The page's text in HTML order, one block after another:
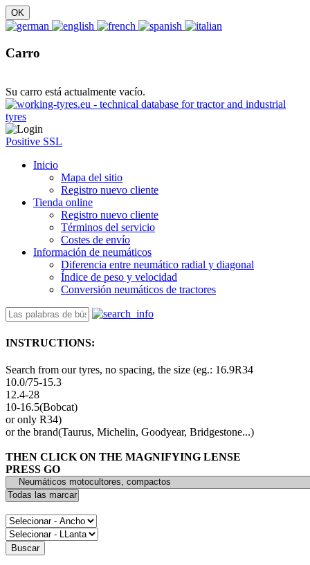
Carro
Su carro está actualmente vacío.
Positive SSL
Inicio
Mapa del sitio
Registro nuevo cliente
Tienda online
Registro nuevo cliente
Términos del servicio
Costes de envío
Información de neumáticos
Diferencia entre neumático radial y diagonal
Índice de peso y velocidad
Conversión neumáticos de tractores
INSTRUCTIONS:
Search from our tyres, no spacing, the size (eg.: 16.9R34
10.0/75-15.3
12.4-28
10-16.5(Bobcat)
or only R34)
or the brand(Taurus, Michelin, Goodyear, Bridgestone...)
THEN CLICK ON THE MAGNIFYING LENSE
PRESS GO